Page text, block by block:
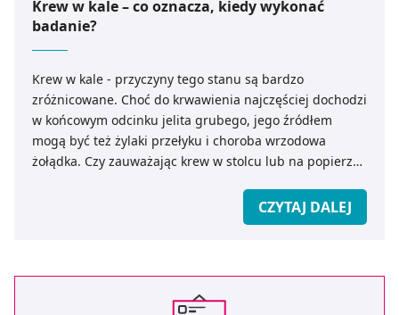
Krew w kale – co oznacza, kiedy wykonać
badanie?
Krew w kale - przyczyny tego stanu są bardzo
zróżnicowane. Choć do krwawienia najczęściej dochodzi
w końcowym odcinku jelita grubego, jego źródłem
mogą być też żylaki przełyku i choroba wrzodowa
żołądka. Czy zauważając krew w stolcu lub na popierze
czym może świadczyć obecność świeżej krwi w kale u
dziecka, a co może być powodem ciemnych, bordowych
CZYTAJ DALEJ